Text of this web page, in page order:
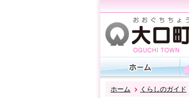
ホーム くらしのガイド